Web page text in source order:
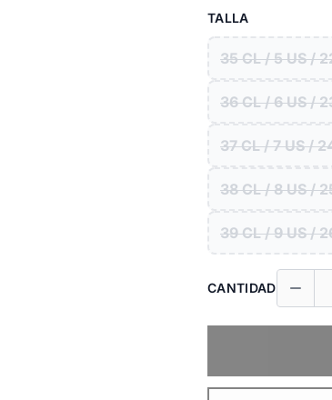
TALLA
35 CL / 5 US /
36 CL / 6 US /
37 CL / 7 US /
38 CL / 8 US /
39 CL / 9 US /
CANTIDAD